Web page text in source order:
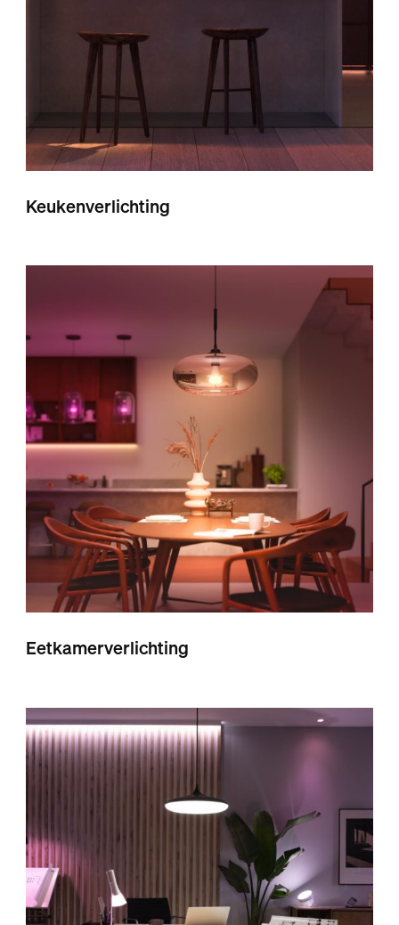
Keukenverlichting
Eetkamerverlichting